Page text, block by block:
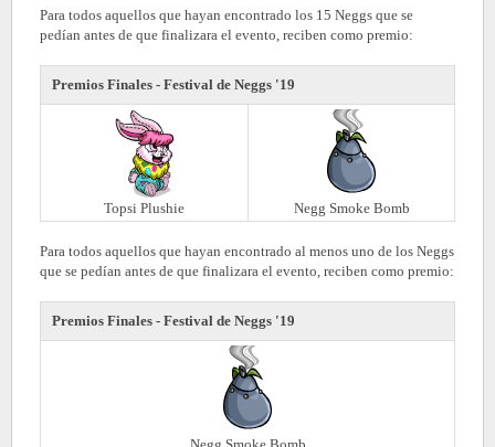
Para todos aquellos que hayan encontrado los 15 Neggs que se
pedían antes de que finalizara el evento, reciben como premio:
Premios Finales - Festival de Neggs '19
Topsi Plushie Negg Smoke Bomb
Para todos aquellos que hayan encontrado al menos uno de los Neggs
que se pedían antes de que finalizara el evento, reciben como premio:
Premios Finales - Festival de Neggs '19